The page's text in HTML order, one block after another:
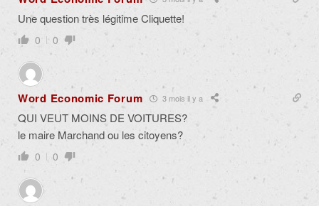
Une question très légitime Cliquette!
0 0
Word Economic Forum 3 mois il y a
QUI VEUT MOINS DE VOITURES?
le maire Marchand ou les citoyens?
0 0